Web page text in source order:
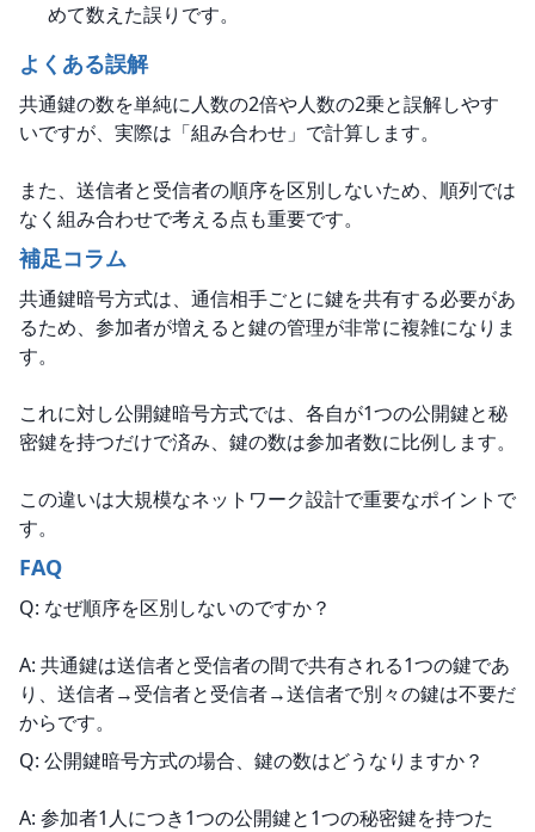
めて数えた誤りです。
よくある誤解
共通鍵の数を単純に人数の2倍や人数の2乗と誤解しやす
いですが、実際は「組み合わせ」で計算します。
また、送信者と受信者の順序を区別しないため、順列では
なく組み合わせで考える点も重要です。
補足コラム
共通鍵暗号方式は、通信相手ごとに鍵を共有する必要があ
るため、参加者が増えると鍵の管理が非常に複雑になりま
す。
これに対し公開鍵暗号方式では、各自が1つの公開鍵と秘
密鍵を持つだけで済み、鍵の数は参加者数に比例します。
この違いは大規模なネットワーク設計で重要なポイントで
す。
FAQ
Q: なぜ順序を区別しないのですか？
A: 共通鍵は送信者と受信者の間で共有される1つの鍵であ
り、送信者→受信者と受信者→送信者で別々の鍵は不要だ
からです。
Q: 公開鍵暗号方式の場合、鍵の数はどうなりますか？
A: 参加者1人につき1つの公開鍵と1つの秘密鍵を持つた